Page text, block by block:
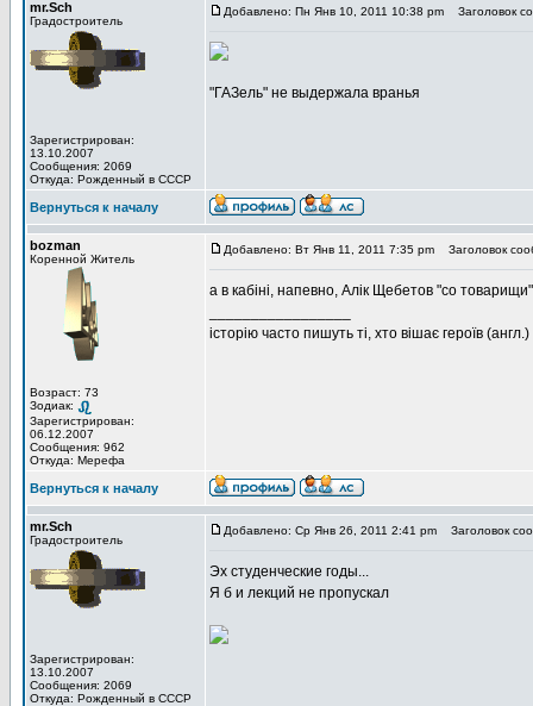
mr.Sch
Градостроитель
Зарегистрирован:
13.10.2007
Сообщения: 2069
Откуда: Рожденный в СССР
Добавлено: Пн Янв 10, 2011 10:38 pm Заголовок
"ГАЗель" не выдержала вранья
Вернуться к началу
bozman
Коренной Житель
Возраст: 73
Зодиак:
Зарегистрирован:
06.12.2007
Сообщения: 962
Откуда: Мерефа
Добавлено: Вт Янв 11, 2011 7:35 pm Заголовок
а в кабіні, напевно, Алік Щебетов "со
історію часто пишуть ті, хто вішає героїв
Вернуться к началу
mr.Sch
Градостроитель
Зарегистрирован:
13.10.2007
Сообщения: 2069
Откуда: Рожденный в СССР
Добавлено: Ср Янв 26, 2011 2:41 pm Заголовок
Эх студенческие годы...
Я б и лекций не пропускал